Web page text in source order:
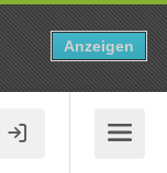
Anzeigen